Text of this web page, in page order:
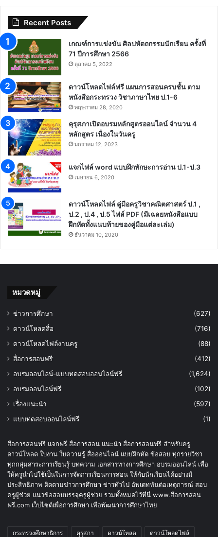
Recent Posts
เกณฑ์การแข่งขัน ศิลปหัตถกรรมนักเรียน ครั้งที่
71 ปีการศึกษา 2566
ตุลาคม 5, 2022
ดาวน์โหลดไฟล์ฟรี แผนการสอนครบชั้น ตาม
หนังสือกระทรวง วิชาภาษาไทย ป.1-6
พฤษภาคม 28, 2020
คุรุสภาเปิดอบรมหลักสูตรออนไลน์ จำนวน 4
หลักสูตร เนื่องในวันครู
มกราคม 12, 2023
แจกไฟล์ word แบบฝึกทักษะการอ่าน ป.1-ป.3
เมษายน 6, 2020
ดาวน์โหลดไฟล์ คู่มือครูวิชาคณิตศาสตร์ ป.1 ,
ป.2 , ป.4 , ป.5 ไฟล์ PDF (มีเฉลยหนังสือแบบ
ฝึกหัดทั้งแนบท้ายของคู่มือแต่ละเล่ม)
ธันวาคม 10, 2020
หมวดหมู่
ข่าวการศึกษา
(627)
ดาวน์โหลดสื่อ
(716)
ดาวน์โหลดไฟล์งานครู
(88)
สื่อการสอนฟรี
(412)
อบรมออนไลน์-แบบทดสอบออนไลน์ฟรี
(1,624)
อบรมออนไลน์ฟรี
(102)
เรื่องแนะนำ
(597)
แบบทดสอบออนไลน์ฟรี
(1)
สื่อการสอนฟรี แจกฟรี สื่อการสอน แนะนำ สื่อการสอนฟรี สำหรับครู
ดาวน์โหลด ใบงาน ใบความรู้ สื่อออนไลน์ แบบฝึกหัด ข้อสอบ ทุกรายวิชา
ทุกกลุ่มสาระการเรียนรู้ บทความ เอกสารทางการศึกษา อบรมออนไลน์ เพื่อ
ให้ครูนำไปใช้เป็นในการจัดการเรียนการสอน ให้กับนักเรียนได้อย่างมี
ประสิทธิภาพ ติดตามข่าวการศึกษา ข่าวทั่วไป อัพเดททันต่อเหตุการณ์ สอบ
ครูผู้ช่วย แนวข้อสอบบรรจุครูผู้ช่วย รวมทั้งหมดไว้ที่นี่ www.สื่อการสอน
ฟรี.com เว็บไซต์เพื่อการศึกษา เพื่อพัฒนาการศึกษาไทย
กระทรวงศึกษาธิการ คุรุสภา ดาวน์โหลด ดาวน์โหลดไฟล์